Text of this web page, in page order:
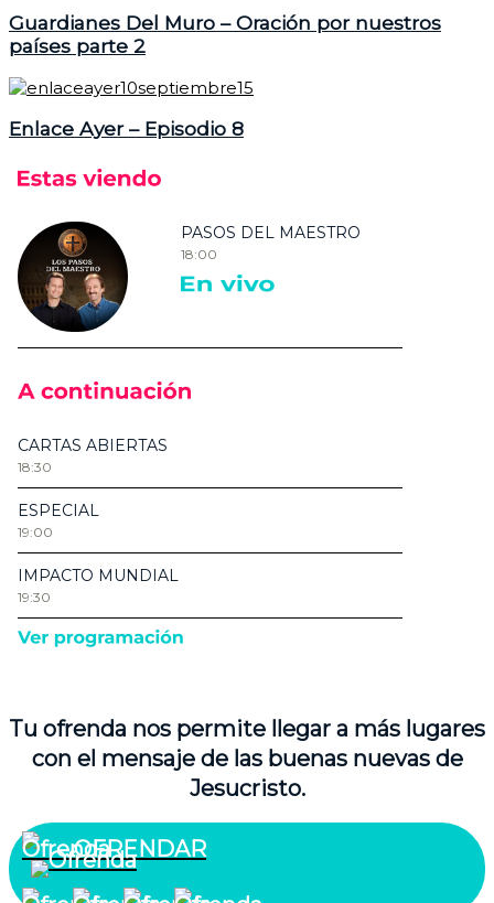
Guardianes Del Muro – Oración por nuestros
países parte 2
Enlace Ayer – Episodio 8
Tu ofrenda nos permite llegar a más lugares
con el mensaje de las buenas nuevas de
Jesucristo.
OFRENDAR